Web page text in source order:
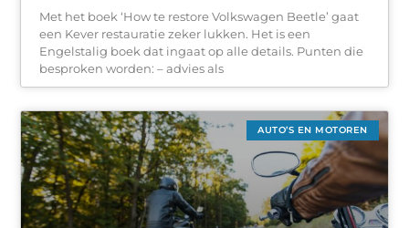
Met het boek ‘How te restore Volkswagen Beetle’ gaat
een Kever restauratie zeker lukken. Het is een
Engelstalig boek dat ingaat op alle details. Punten die
besproken worden: – advies als
AUTO’S EN MOTOREN